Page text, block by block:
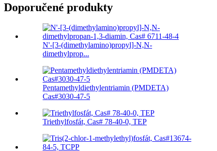
Doporučené produkty
N'-[3-(dimethylamino)propyl]-N,N-
dimethylprop...
Pentamethyldiethylentriamin (PMDETA)
Cas#3030-47-5
Triethylfosfát, Cas# 78-40-0, TEP